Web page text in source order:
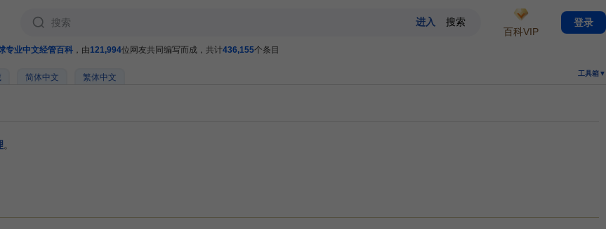
专业中文经管百科 ，由121,994位网友共同编写而成，共计436,155个条目
简体中文 繁体中文 工具箱▼
。
百科VIP
登录